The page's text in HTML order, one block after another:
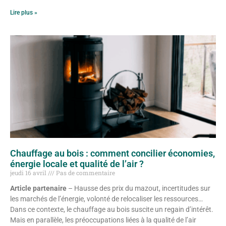
Lire plus »
Chauffage au bois : comment concilier économies,
énergie locale et qualité de l’air ?
jeudi 16 avril
Pas de commentaire
Article partenaire – Hausse des prix du mazout, incertitudes sur
les marchés de l’énergie, volonté de relocaliser les ressources…
Dans ce contexte, le chauffage au bois suscite un regain d’intérêt.
Mais en parallèle, les préoccupations liées à la qualité de l’air